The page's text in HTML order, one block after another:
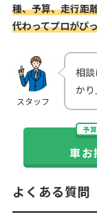
種、予算、走行距
代わってプロがぴ
スタッフ
相
かり
予
車お
よくある質問